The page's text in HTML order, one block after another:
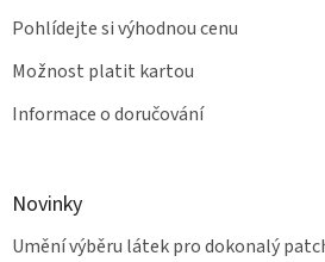
Pohlídejte si výhodnou cenu
Možnost platit kartou
Informace o doručování
Novinky
Umění výběru látek pro dokonalý